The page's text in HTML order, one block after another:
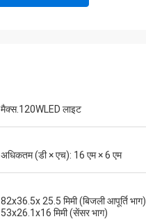
मैक्स.120WLED लाइट
अधिकतम (डी × एच): 16 एम × 6 एम
82x36.5x 25.5 मिमी (बिजली आपूर्ति भाग)
53x26.1x16 मिमी (सेंसर भाग)